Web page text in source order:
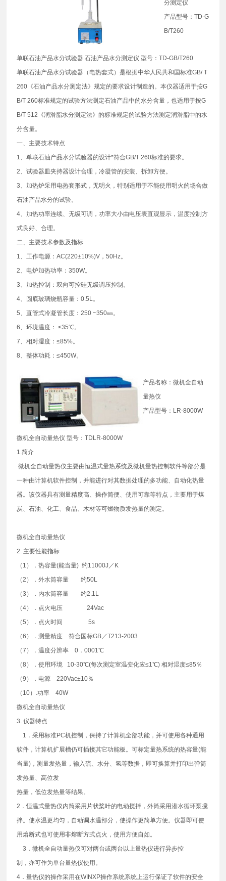
分测定仪
产品型号：TD-G
B/T260
单联石油产品水分试验器 石油产品水分测定仪 型号：TD-GB/T260
单联石油产品水分试验器（电热套式）是根据中华人民共和国标准GB/ T
260《石油产品水分测定法》规定的要求设计制造的。本仪器适用于按G
B/T 260标准规定的试验方法测定石油产品中的水分含量，也适用于按G
B/T 512《润滑脂水分测定法》的标准规定的试验方法测定润滑脂中的水
分含量。
一、主要技术特点
1、单联石油产品水分试验器的设计*符合GB/T 260标准的要求。
2、试验器皿夹持器设计合理，冷凝管的安装、拆卸方便。
3、加热炉采用电热套形式，无明火，特别适用于不能使用明火的场合做
石油产品水分的试验。
4、加热功率连续、无级可调，功率大小由电压表直观显示，温度控制方
式良好、合理。
二、主要技术参数及指标
1、工作电源：AC(220±10%)V，50Hz。
2、电炉加热功率：350W。
3、加热控制：双向可控硅无级调压控制。
4、圆底玻璃烧瓶容量：0.5L。
5、直管式冷凝管长度：250 ~350㎜。
6、环境温度： ≤35℃。
7、相对湿度：≤85%。
8、整体功耗：≤450W。
产品名称：微机全自动
量热仪
产品型号：LR-8000W
微机全自动量热仪 型号：TDLR-8000W
1.简介
微机全自动量热仪主要由恒温式量热系统及微机量热控制软件等部分是
一种由计算机软件控制，并能进行对其数据处理的多功能、自动化热量
器。该仪器具有测量精度高、操作简便、使用可靠等特点，主要用于煤
炭、石油、化工、食品、木材等可燃物质发热量的测定。
微机全自动量热仪
2. 主要性能指标
（1）．热容量(能当量) 约11000J／K
（2）．外水筒容量 约50L
（3）．内水筒容量 约2.1L
（4）．点火电压 24Vac
（5）．点火时间 5s
（6）．测量精度 符合国标GB／T213-2003
（7）．温度分辨率 0．0001℃
（8）．使用环境 10-30℃(每次测定室温变化应≤1℃) 相对湿度≤85％
（9）．电源 220Vac±10％
（10）.功率 40W
微机全自动量热仪
3. 仪器特点
1．采用标准PC机控制，保持了计算机全部功能，并可使用各种通用
软件，计算机扩展槽仍可插接其它功能板。可标定量热系统的热容量(能
当量)，测量发热量，输入硫、水分、氢等数据，即可换算并打印出弹筒
发热量、高位发
热量，低位发热量等结果。
2．恒温式量热仪内筒采用片状桨叶的电动搅拌，外筒采用潜水循环泵搅
拌。使水温更均匀，自动调水温部分，使操作更简单方便。仪器即可使
用熔断式也可使用非熔断方式点火，使用方便自如。
3．微机全自动量热仪可对两台或两台以上量热仪进行异步控
制，亦可作为单台量热仪使用。
4．量热仪的操作采用在WINXP操作系统系统上运行保证了软件的安全